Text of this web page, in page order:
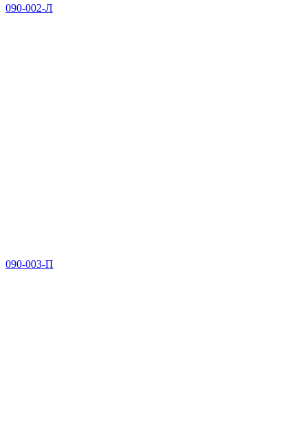
090-002-Л
090-003-П